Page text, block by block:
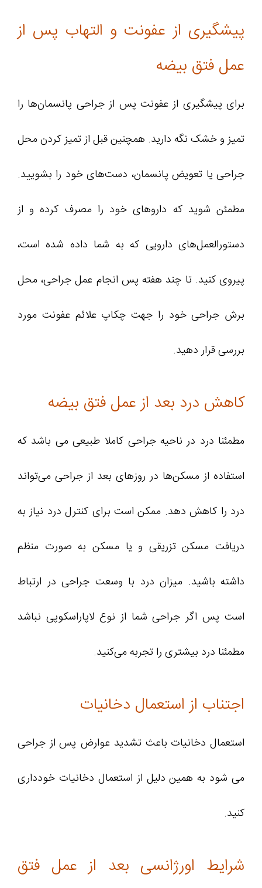
پیشگیری از عفونت و التهاب پس از
عمل فتق بیضه
برای پیشگیری از عفونت پس از جراحی پانسمان‌ها را
تمیز و خشک نگه دارید. همچنین قبل از تمیز کردن محل
جراحی یا تعویض پانسمان، دست‌های خود را بشویید.
مطمئن شوید که داروهای خود را مصرف کرده و از
دستورالعمل‌های دارویی که به شما داده شده است،
پیروی کنید. تا چند هفته پس انجام عمل جراحی، محل
برش جراحی خود را جهت چکاپ علائم عفونت مورد
بررسی قرار دهید.
کاهش درد بعد از عمل فتق بیضه
مطمئنا درد در ناحیه جراحی کاملا طبیعی می باشد که
استفاده از مسکن‌ها در روزهای بعد از جراحی می‌تواند
درد را کاهش دهد. ممکن است برای کنترل درد نیاز به
دریافت مسکن تزریقی و یا مسکن به صورت منظم
داشته باشید. میزان درد با وسعت جراحی در ارتباط
است پس اگر جراحی شما از نوع لاپاراسکوپی نباشد
مطمئنا درد بیشتری را تجربه می‌کنید.
اجتناب از استعمال دخانیات
استعمال دخانیات باعث تشدید عوارض پس از جراحی
می شود به همین دلیل از استعمال دخانیات خودداری
کنید.
شرایط اورژانسی بعد از عمل فتق